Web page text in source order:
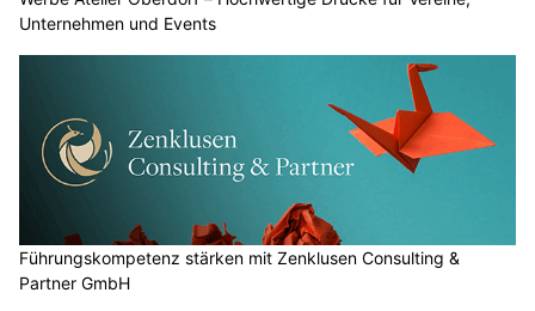
Unternehmen und Events
Führungskompetenz stärken mit Zenklusen Consulting &
Partner GmbH